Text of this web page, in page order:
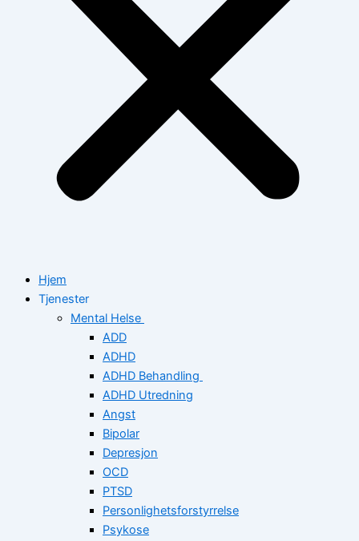
Hjem
Tjenester
Mental Helse
ADD
ADHD
ADHD Behandling
ADHD Utredning
Angst
Bipolar
Depresjon
OCD
PTSD
Personlighetsforstyrrelse
Psykose